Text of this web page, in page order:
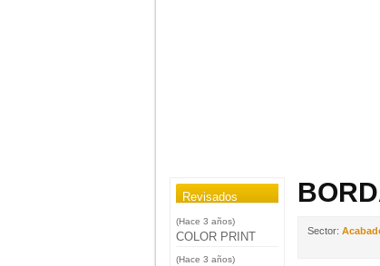
Revisados
(Hace 3 años)
COLOR PRINT
(Hace 3 años)
Sector: